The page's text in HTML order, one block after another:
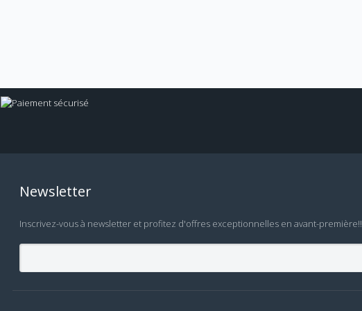
Newsletter
Inscrivez-vous à newsletter et profitez d'offres exceptionnelles en avant-première!!